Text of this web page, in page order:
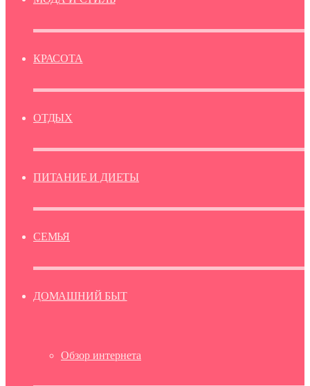
КРАСОТА
ОТДЫХ
ПИТАНИЕ И ДИЕТЫ
СЕМЬЯ
ДОМАШНИЙ БЫТ
Обзор интернета